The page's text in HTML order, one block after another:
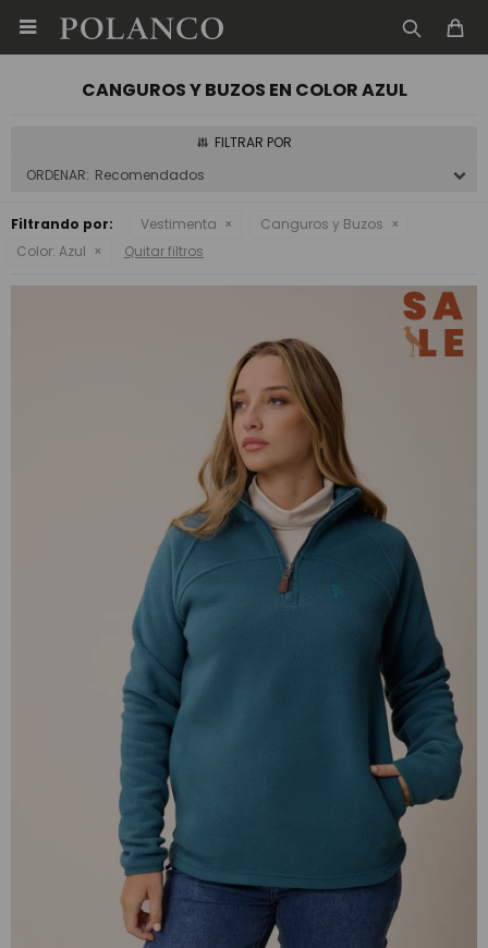

CANGUROS Y BUZOS EN COLOR AZUL
Recomendados
Filtrando por: Vestimenta
Canguros y Buzos
Color: Azul Quitar filtros